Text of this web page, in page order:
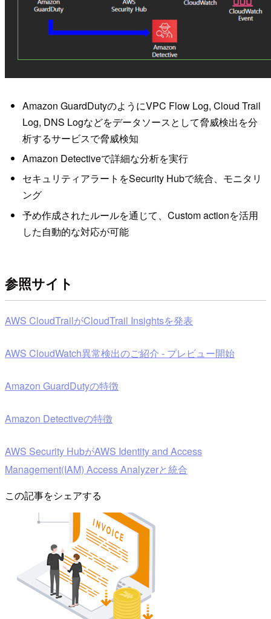
Amazon GuardDutyのようにVPC Flow Log, Cloud Trail
Log, DNS Logなどをデータソースとして脅威検出を分
析するサービスで脅威検知
Amazon Detectiveで詳細な分析を実行
セキュリティアラートをSecurity Hubで統合、モニタリ
ング
予め作成されたルールを通じて、Custom actionを活用
した自動的な対応が可能
参照サイト
AWS CloudTrailがCloudTrail Insightsを発表
AWS CloudWatch異常検出のご紹介 ‐ プレビュー開始
Amazon GuardDutyの特徴
Amazon Detectiveの特徴
AWS Security HubがAWS Identity and Access
Management(IAM) Access Analyzerと統合
この記事をシェアする